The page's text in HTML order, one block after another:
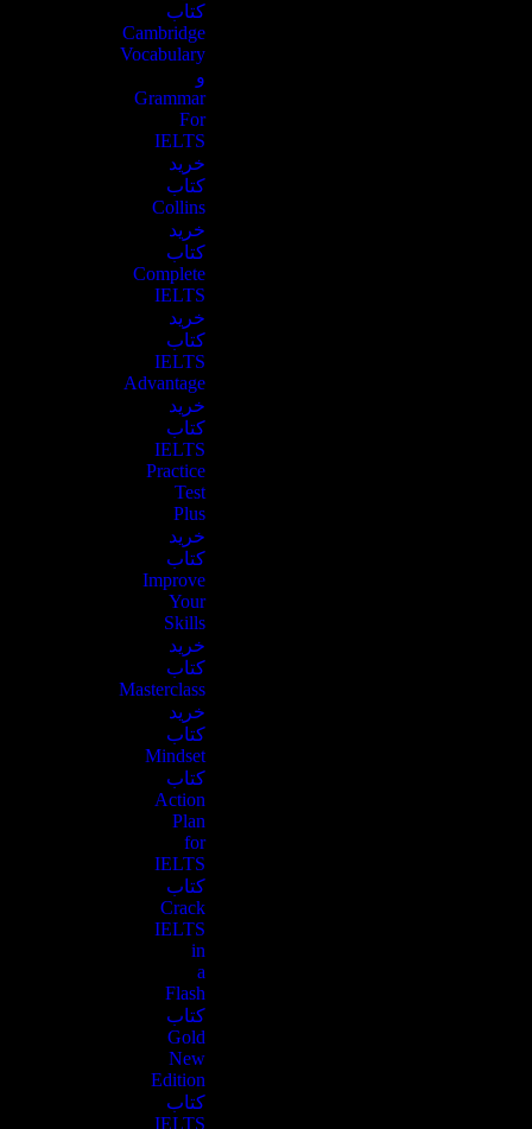
کتاب
Cambridge
Vocabulary
و
Grammar
For
IELTS
خرید
کتاب
Collins
خرید
کتاب
Complete
IELTS
خرید
کتاب
IELTS
Advantage
خرید
کتاب
IELTS
Practice
Test
Plus
خرید
کتاب
Improve
Your
Skills
خرید
کتاب
Masterclass
خرید
کتاب
Mindset
کتاب
Action
Plan
for
IELTS
کتاب
Crack
IELTS
in
a
Flash
کتاب‌
Gold
New
Edition
کتاب
IELTS